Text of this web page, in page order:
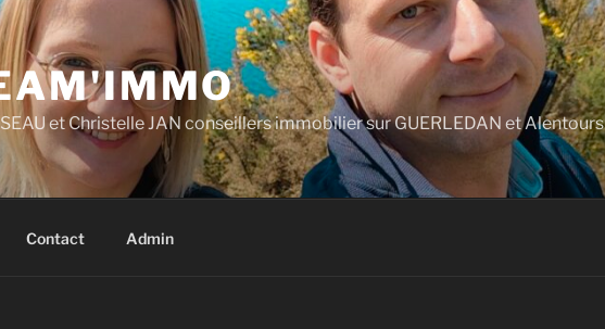
et Christelle JAN conseillers immobilier sur GUERLEDAN et Alentours
Contact Admin